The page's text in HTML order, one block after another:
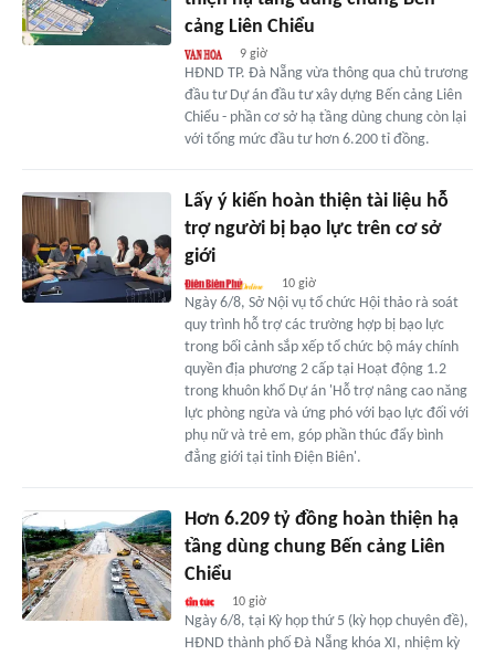
cảng Liên Chiểu
9 giờ
HĐND TP. Đà Nẵng vừa thông qua chủ trương
đầu tư Dự án đầu tư xây dựng Bến cảng Liên
Chiểu - phần cơ sở hạ tầng dùng chung còn lại
với tổng mức đầu tư hơn 6.200 tỉ đồng.
Lấy ý kiến hoàn thiện tài liệu hỗ
trợ người bị bạo lực trên cơ sở
giới
10 giờ
Ngày 6/8, Sở Nội vụ tổ chức Hội thảo rà soát
quy trình hỗ trợ các trường hợp bị bạo lực
trong bối cảnh sắp xếp tổ chức bộ máy chính
quyền địa phương 2 cấp tại Hoạt động 1.2
trong khuôn khổ Dự án 'Hỗ trợ nâng cao năng
lực phòng ngừa và ứng phó với bạo lực đối với
phụ nữ và trẻ em, góp phần thúc đẩy bình
đẳng giới tại tỉnh Điện Biên'.
Hơn 6.209 tỷ đồng hoàn thiện hạ
tầng dùng chung Bến cảng Liên
Chiểu
10 giờ
Ngày 6/8, tại Kỳ họp thứ 5 (kỳ họp chuyên đề),
HĐND thành phố Đà Nẵng khóa XI, nhiệm kỳ